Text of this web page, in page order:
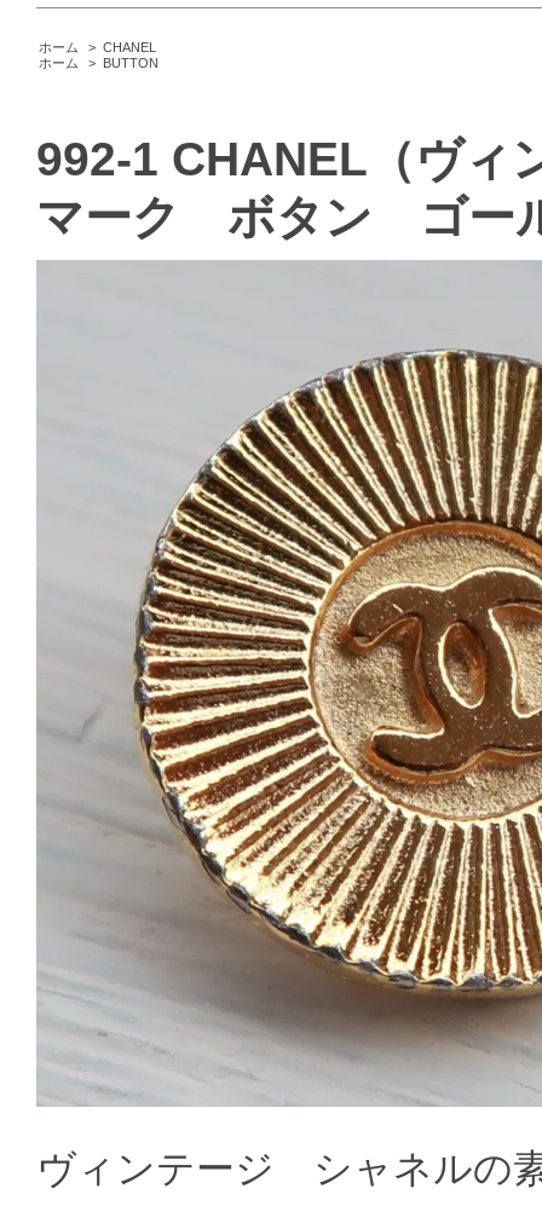
ホーム > CHANEL
ホーム
> BUTTON
992-1 CHANEL（ヴ
マーク ボタン ゴー
ヴィンテージ シャネルの